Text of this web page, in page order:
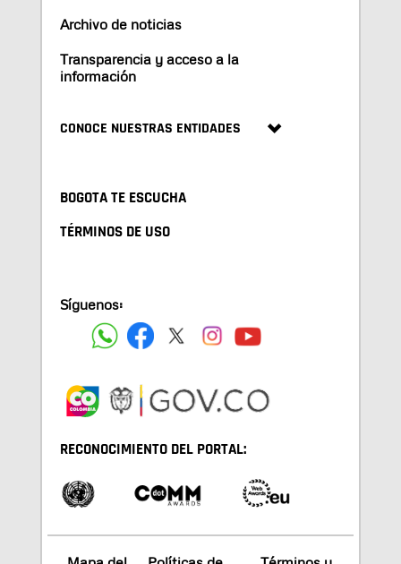
Archivo de noticias
Transparencia y acceso a la
información
CONOCE NUESTRAS ENTIDADES
BOGOTA TE ESCUCHA
TÉRMINOS DE USO
Síguenos:
RECONOCIMIENTO DEL PORTAL: